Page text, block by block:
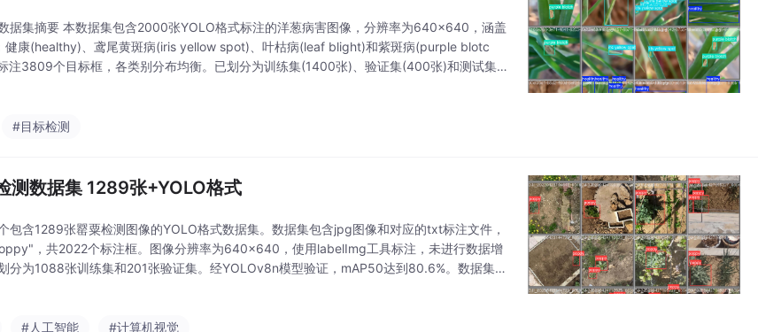
据集摘要 本数据集包含2000张YOLO格式标注的洋葱病害图像，分辨率为640×640，涵盖
健康(healthy)、鸢尾黄斑病(iris yellow spot)、叶枯病(leaf blight)和紫斑病(purple blotc
注3809个目标框，各类别分布均衡。已划分为训练集(1400张)、验证集(400张)和测试集(2
#目标检测
测数据集 1289张+YOLO格式
包含1289张罂粟检测图像的YOLO格式数据集。数据集包含jpg图像和对应的txt标注文件，
，共2022个标注框。图像分辨率为640x640，使用labelImg工具标注，未进行数据增
分为1088张训练集和201张验证集。经YOLOv8n模型验证，mAP50达到80.6%。数据集下
#人工智能 #计算机视觉